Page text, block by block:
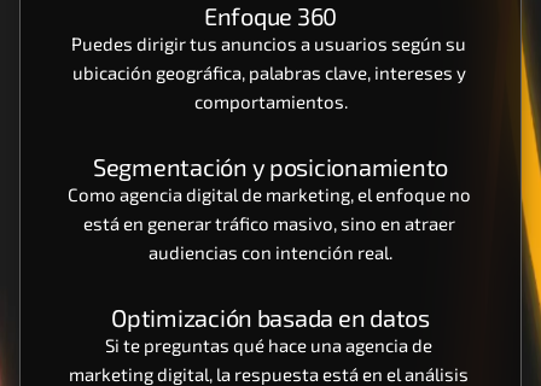
Enfoque 360
Puedes dirigir tus anuncios a usuarios según su
ubicación geográfica, palabras clave, intereses y
comportamientos.
Segmentación y posicionamiento
Como agencia digital de marketing, el enfoque no
está en generar tráfico masivo, sino en atraer
audiencias con intención real.
Optimización basada en datos
Si te preguntas qué hace una agencia de
marketing digital, la respuesta está en el análisis